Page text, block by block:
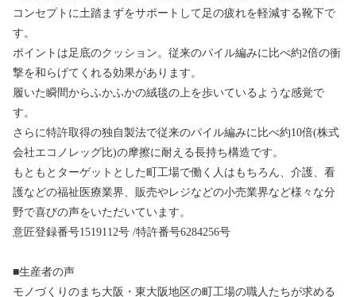
コンセプトに土踏まずをサポートして足の疲れを軽減する靴下で
す。
ポイントは足底のクッション。従来のパイル編みに比べ約2倍の衝
撃を和らげてくれる効果があります。
履いた瞬間からふかふかの絨毯の上を歩いているような感覚で
す。
さらに特許取得の独自製法で従来のパイル編みに比べ約10倍(株式
会社エコノレッグ比)の摩擦に耐える長持ち構造です。
もともとターゲットとした町工場で働く人はもちろん、介護、看
護などの福祉医療業界、販売やレジなどの小売業界など様々な分
野で喜びの声をいただいています。
意匠登録番号1519112号 /特許番号6284256号
■生産者の声
モノづくりのまち大阪・東大阪地区の町工場の職人たちが求める